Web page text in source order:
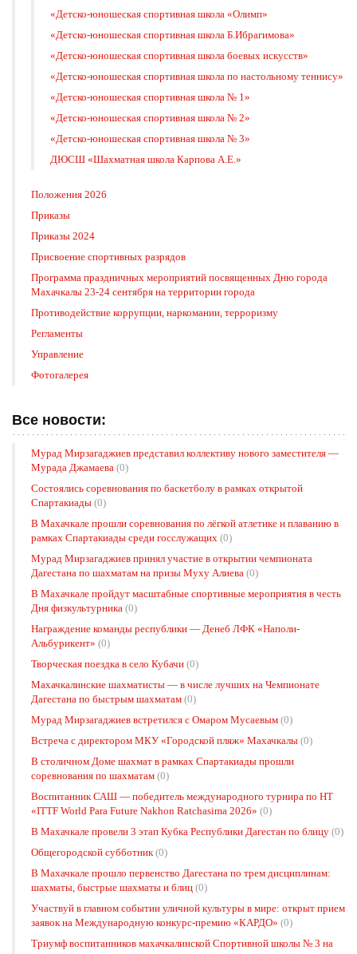
«Детско-юношеская спортивная школа «Олимп»
«Детско-юношеская спортивная школа Б.Ибрагимова»
«Детско-юношеская спортивная школа боевых искусств»
«Детско-юношеская спортивная школа по настольному теннису»
«Детско-юношеская спортивная школа № 1»
«Детско-юношеская спортивная школа № 2»
«Детско-юношеская спортивная школа № 3»
ДЮСШ «Шахматная школа Карпова А.Е.»
Положения 2026
Приказы
Приказы 2024
Присвоение спортивных разрядов
Программа праздничных мероприятий посвященных Дню города
Махачкалы 23-24 сентября на территории города
Противодействие коррупции, наркомании, терроризму
Регламенты
Управление
Фотогалерея
Все новости:
Мурад Мирзагаджиев представил коллективу нового заместителя —
Мурада Джамаева (0)
Состоялись соревнования по баскетболу в рамках открытой
Спартакиады (0)
В Махачкале прошли соревнования по лёгкой атлетике и плаванию в
рамках Спартакиады среди госслужащих (0)
Мурад Мирзагаджиев принял участие в открытии чемпионата
Дагестана по шахматам на призы Муху Алиева (0)
В Махачкале пройдут масштабные спортивные мероприятия в честь
Дня физкультурника (0)
Награждение команды республики — Денеб ЛФК «Наполи-
Альбурикент» (0)
Творческая поездка в село Кубачи (0)
Махачкалинские шахматисты — в числе лучших на Чемпионате
Дагестана по быстрым шахматам (0)
Мурад Мирзагаджиев встретился с Омаром Мусаевым (0)
Встреча с директором МКУ «Городской пляж» Махачкалы (0)
В столичном Доме шахмат в рамках Спартакиады прошли
соревнования по шахматам (0)
Воспитанник САШ — победитель международного турнира по НТ
«ITTF World Para Future Nakhon Ratchasima 2026» (0)
В Махачкале провели 3 этап Кубка Республики Дагестан по блицу (0)
Общегородской субботник(0)
В Махачкале прошло первенство Дагестана по трем дисциплинам:
шахматы, быстрые шахматы и блиц (0)
Участвуй в главном событии уличной культуры в мире: открыт прием
заявок на Международную конкурс-премию «КАРДО» (0)
Триумф воспитанников махачкалинской Спортивной школы № 3 на